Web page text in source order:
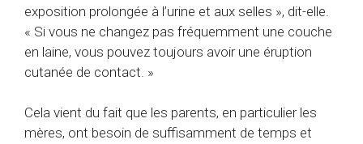
exposition prolongée à l’urine et aux selles », dit-elle.
« Si vous ne changez pas fréquemment une couche
en laine, vous pouvez toujours avoir une éruption
cutanée de contact. »
Cela vient du fait que les parents, en particulier les
mères, ont besoin de suffisamment de temps et